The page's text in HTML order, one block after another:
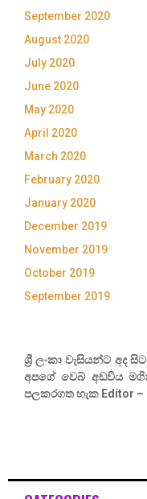
September 2020
August 2020
July 2020
June 2020
May 2020
April 2020
March 2020
February 2020
January 2020
December 2019
November 2019
October 2019
September 2019
ශ්‍රී ලංකා වැසියන්ට අද
අපගේ වෙබ් අඩවිය
පලකරගත හැක Editor –